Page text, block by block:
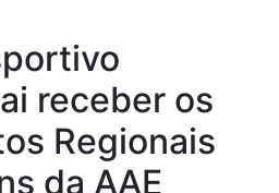
receber os
Regionais
da AAE